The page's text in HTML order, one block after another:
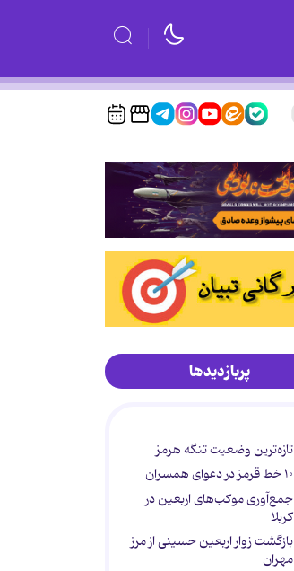
پربازدیدها
تازه‌ترین وضعیت تنگه هرمز
۱۰ خط قرمز در دعوای همسران
جمع‌آوری موکب‌های اربعین در
کربلا
بازگشت زوار اربعین حسینی از مرز
مهران